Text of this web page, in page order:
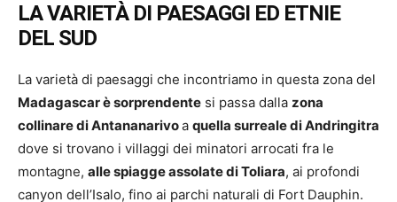
LA VARIETÀ DI PAESAGGI ED ETNIE
DEL SUD
La varietà di paesaggi che incontriamo in questa zona del
Madagascar è sorprendente si passa dalla zona
collinare di Antananarivoa quella surreale di Andringitra
dove si trovano i villaggi dei minatori arrocati fra le
montagne, alle spiagge assolate di Toliara, ai profondi
canyon dell’Isalo, fino ai parchi naturali di Fort Dauphin.